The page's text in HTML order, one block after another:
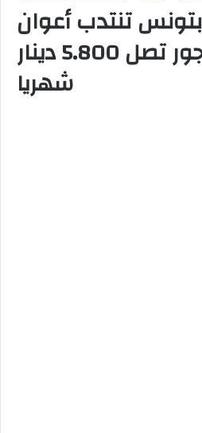
تنتدب أعوان
إداريين بأجور تصل 5.800 دينار
شهريا